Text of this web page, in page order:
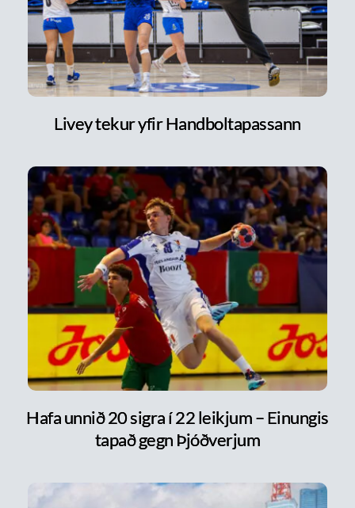
Livey tekur yfir Handboltapassann
Hafa unnið 20 sigra í 22 leikjum – Einungis
tapað gegn Þjóðverjum